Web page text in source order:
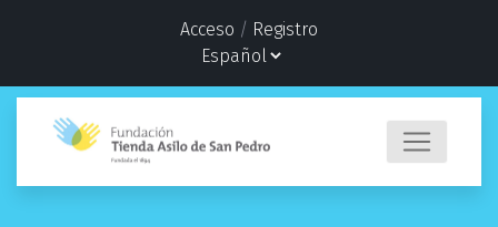
Acceso / Registro